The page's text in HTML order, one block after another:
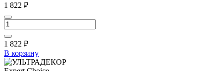
1 822 ₽
1 822 ₽
В корзину